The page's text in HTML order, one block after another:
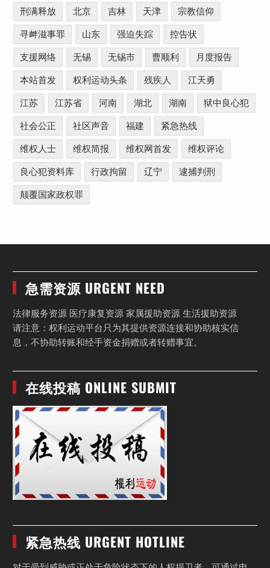
刑满释放 北京 吉林 天津 宗教信仰
寻衅滋事罪 山东 强迫失踪 控告状
支援网络 无锡 无锡市 曹顺利 月度报告
本站首发 权利运动头条 残疾人 江天勇
江苏 江苏省 河南 湖北 湖南 狱中良心犯
社会公正 社区声音 福建 紧急热线
维权人士 维权简报 维权网首发 维权评论
良心犯资料库 行政拘留 辽宁 逮捕判刑
颠覆国家政权罪
急需资源 URGENT NEED
法律服务资源 医疗康复资源 家属援助资源 生活援助资源
请注意：权利运动平台只为其提供资源连接和协助核实信
息，不协助转账和经手资金捐赠或者转赠事宜。
在线投稿 ONLINE SUBMIT
紧急热线 URGENT HOTLINE